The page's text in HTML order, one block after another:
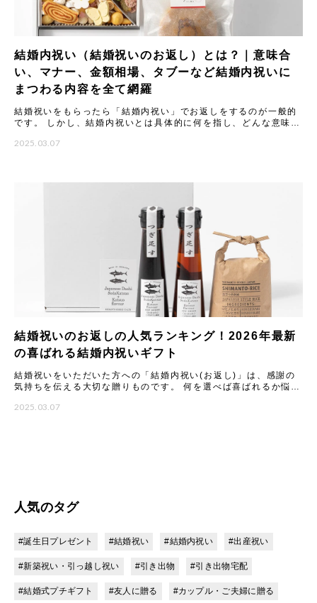
結婚内祝い（結婚祝いのお返し）とは？｜意味合
い、マナー、金額相場、タブーなど結婚内祝いに
まつわる内容を全て網羅
結婚祝いをもらったら「結婚内祝い」でお返しをするのが一般的
です。 しかし、結婚内祝いとは具体的に何を指し、どんな意味や
由
2025.03.07
結婚祝いのお返しの人気ランキング！2026年最新
の喜ばれる結婚内祝いギフト
結婚祝いをいただいた方への「結婚内祝い(お返し)」は、感謝の
気持ちを伝える大切な贈りものです。 何を選べば喜ばれるか悩む
2025.03.07
人気のタグ
#誕生日プレゼント #結婚祝い #結婚内祝い #出産祝い
#新築祝い・引っ越し祝い #引き出物 #引き出物宅配
#結婚式プチギフト #友人に贈る #カップル・ご夫婦に贈る